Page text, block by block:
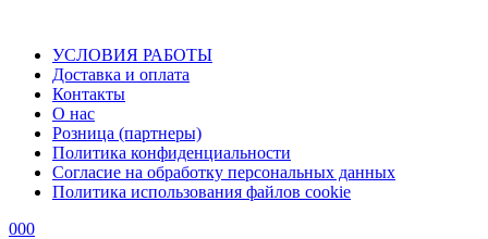
УСЛОВИЯ РАБОТЫ
Доставка и оплата
Контакты
О наc
Розница (партнеры)
Политика конфиденциальности
Согласие на обработку персональных данных
Политика использования файлов сookie
000